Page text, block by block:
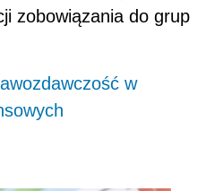
zobowiązania do grup
w